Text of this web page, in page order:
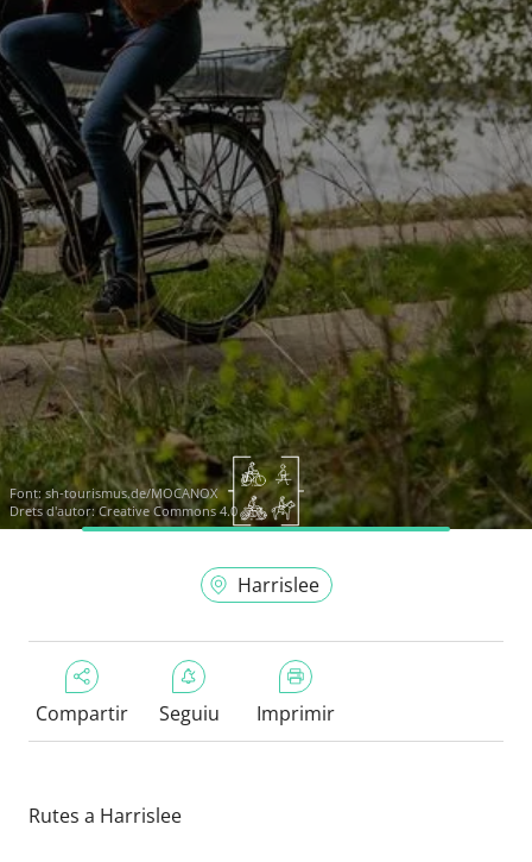
Font: sh-tourismus.de/MOCANOX
Drets d'autor: Creative Commons 4.0
Harrislee
Compartir Seguiu Imprimir
Rutes a Harrislee